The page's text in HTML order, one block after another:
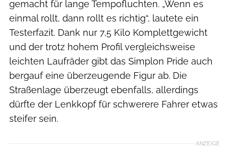
gemacht für lange Tempofluchten. „Wenn es
einmal rollt, dann rollt es richtig“, lautete ein
Testerfazit. Dank nur 7,5 Kilo Komplettgewicht
und der trotz hohem Profil vergleichsweise
leichten Laufräder gibt das Simplon Pride auch
bergauf eine überzeugende Figur ab. Die
Straßenlage überzeugt ebenfalls, allerdings
dürfte der Lenkkopf für schwerere Fahrer etwas
steifer sein.
ANZEIGE